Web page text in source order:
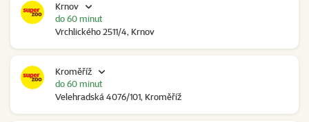
Krnov
Vrchlického 2511/4, Krnov
do 60 minut
Kroměříž
Velehradská 4076/101, Kroměříž
do 60 minut